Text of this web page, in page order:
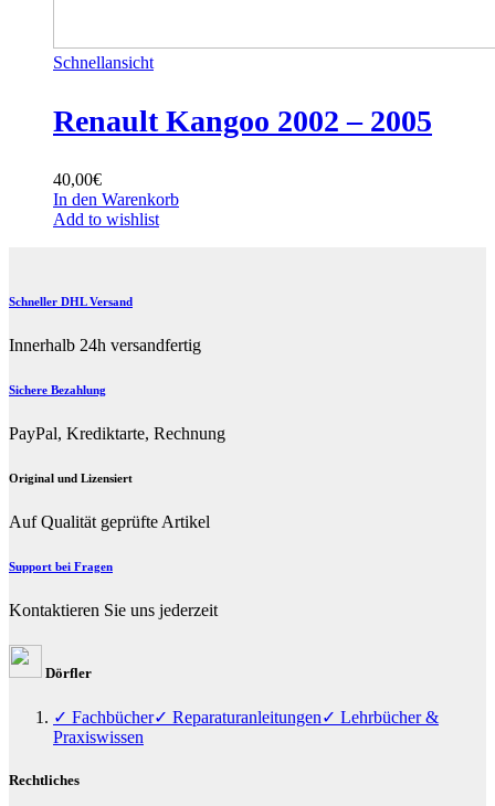
Schnellansicht
Renault Kangoo 2002 – 2005
40,00€
In den Warenkorb
Add to wishlist
Schneller DHL Versand
Innerhalb 24h versandfertig
Sichere Bezahlung
PayPal, Krediktarte, Rechnung
Original und Lizensiert
Auf Qualität geprüfte Artikel
Support bei Fragen
Kontaktieren Sie uns jederzeit
Dörfler
✓ Fachbücher✓ Reparaturanleitungen✓ Lehrbücher &
Praxiswissen
Rechtliches